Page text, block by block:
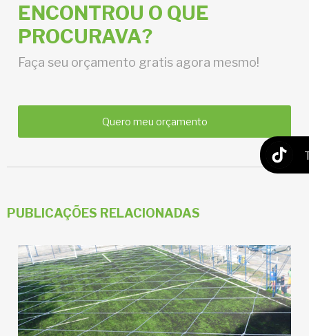
ENCONTROU O QUE
PROCURAVA?
Faça seu orçamento gratis agora mesmo!
Quero meu orçamento
PUBLICAÇÕES RELACIONADAS